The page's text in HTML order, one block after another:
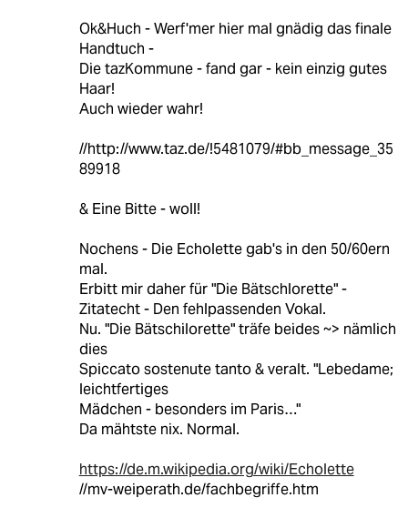
Ok&Huch - Werf'mer hier mal gnädig das finale
Handtuch -
Die tazKommune - fand gar - kein einzig gutes
Haar!
Auch wieder wahr!
//http://www.taz.de/!5481079/#bb_message_35
89918
& Eine Bitte - woll!
Nochens - Die Echolette gab's in den 50/60ern
mal.
Erbitt mir daher für "Die Bätschlorette" -
Zitatecht - Den fehlpassenden Vokal.
Nu. "Die Bätschilorette" träfe beides ~> nämlich
dies
Spiccato sostenute tanto & veralt. "Lebedame;
leichtfertiges
Mädchen - besonders im Paris…"
Da mähtste nix. Normal.
https://de.m.wikipedia.org/wiki/Echolette
//mv-weiperath.de/fachbegriffe.htm